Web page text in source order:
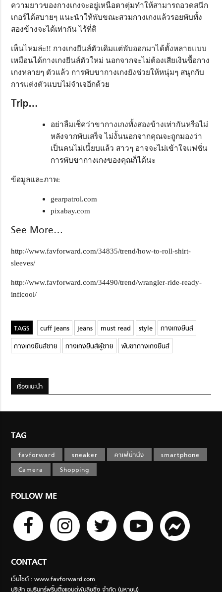
ความยาวของกางเกงจะอยู่เหนือตาตุ่มทำให้สามารถอวดสนีก
เกอร์ได้สบายๆ แนะนำให้พับขณะสวมกางเกงแล้วรอยพับทั้ง
สองข้างจะได้เท่ากัน ไร้ที่ติ
เห็นไหมล่ะ!! กางเกงยีนส์ตัวเดิมแต่พับออกมาได้ตั้งหลายแบบ
เหมือนได้กางเกงยีนส์ตัวใหม่ นอกจากจะไม่ต้องเสียเงินซื้อกาง
เกงหลายๆ ตัวแล้ว การพับขากางเกงยังช่วยให้หนุ่มๆ สนุกกับ
การแต่งตัวแบบไม่จำเจอีกด้วย
Trip…
อย่าลืมเช็คว่าขากางเกงทั้งสองข้างเท่ากันหรือไม่
หลังจากพับเสร็จ ไม่งั้นนอกจากคุณจะถูกมองว่า
เป็นคนไม่เนี้ยบแล้ว สาวๆ อาจจะไม่เข้าใจแฟชั่น
การพับขากางเกงของคุณก็ได้นะ
ข้อมูลและภาพ:
gearpatrol.com
pixabay.com
See More…
http://www.favforward.com/34835/trend/how-to-roll-shirt-
sleeves/
http://www.favforward.com/34490/trend/wrangler-ride-ready-
inficool/
cuff jeans jeans must read style
กางเกงยีนส์
กางเกงยีนส์ชาย
กางเกงยีนส์ผู้ชาย พับขากางเกงยีนส์
เรื่องแนะนำ
TAG
favforward sneaker คาเฟ่น่านั่ง
smartphone
Camera
Shopping
FOLLOW ME
CONTACT
เว็บไซต์ : www.favforward.com